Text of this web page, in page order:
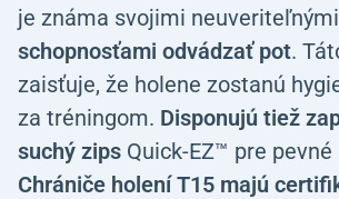
je známa svojimi neuveriteľnými
schopnosťami odvádzať pot.
zaisťuje, že holene zostanú
za tréningom. Disponujú tiež
suchý zips Quick-EZ™ pre
Chrániče holení T15 majú